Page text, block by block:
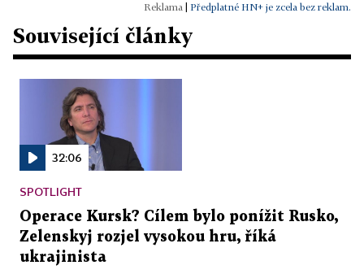
Předplatné HN+ je zcela bez reklam.
Související články
32:06
SPOTLIGHT
Operace Kursk? Cílem bylo ponížit Rusko,
Zelenskyj rozjel vysokou hru, říká
ukrajinista